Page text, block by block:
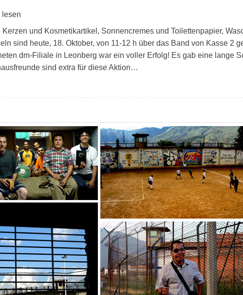
lesen
Kerzen und Kosmetikartikel, Sonnencremes und Toilettenpapier,
sind heute, 18. Oktober, von 11-12 h über das Band von Kasse 2
dm-Filiale in Leonberg war ein voller Erfolg! Es gab eine lange
sind extra für diese Aktion…